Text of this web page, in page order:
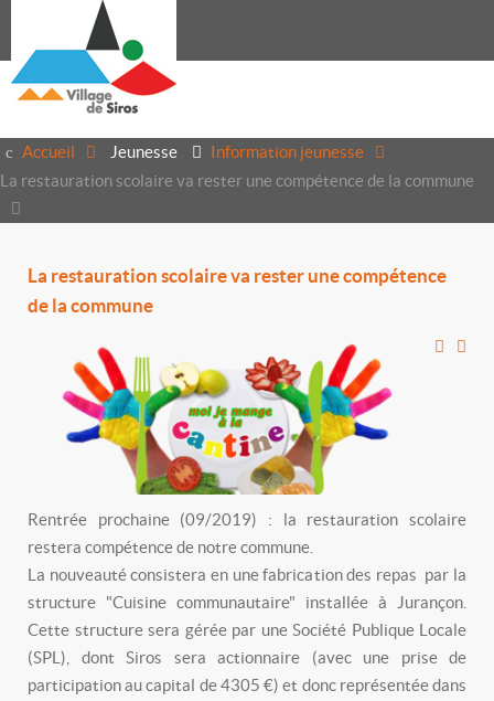
Accueil Jeunesse
Information jeunesse
La restauration scolaire va rester une compétence de la commune
La restauration scolaire va rester une compétence
de la commune
Rentrée prochaine (09/2019) : la restauration scolaire
restera compétence de notre commune.
La nouveauté consistera en une fabrication des repas par la
structure "Cuisine communautaire" installée à Jurançon.
Cette structure sera gérée par une Société Publique Locale
(SPL), dont Siros sera actionnaire (avec une prise de
participation au capital de 4305 €) et donc représentée dans